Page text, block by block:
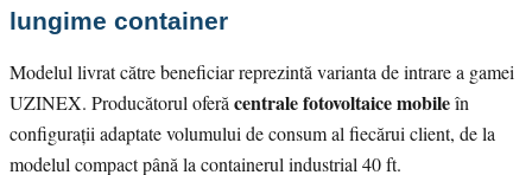
lungime container
Modelul livrat către beneficiar reprezintă varianta de intrare a gamei
UZINEX. Producătorul oferă centrale fotovoltaice mobileîn
configurații adaptate volumului de consum al fiecărui client, de la
modelul compact până la containerul industrial 40 ft.